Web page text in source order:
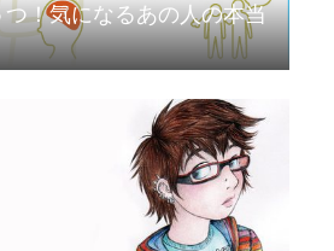
！気になるあの人の本当